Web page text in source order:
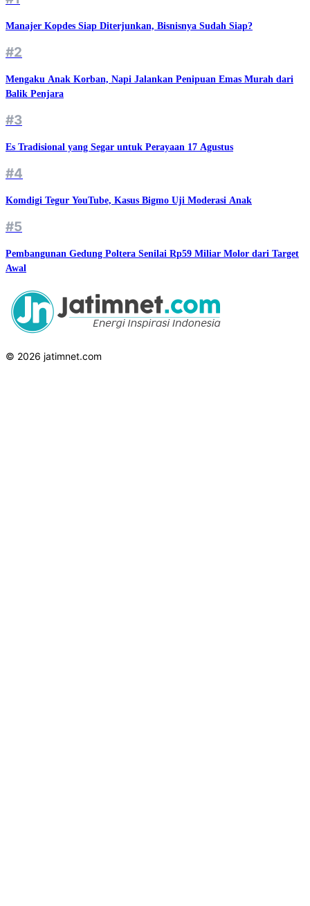
Manajer Kopdes Siap Diterjunkan, Bisnisnya Sudah Siap?
#2
Mengaku Anak Korban, Napi Jalankan Penipuan Emas Murah dari
Balik Penjara
#3
Es Tradisional yang Segar untuk Perayaan 17 Agustus
#4
Komdigi Tegur YouTube, Kasus Bigmo Uji Moderasi Anak
#5
Pembangunan Gedung Poltera Senilai Rp59 Miliar Molor dari Target
Awal
© 2026 jatimnet.com